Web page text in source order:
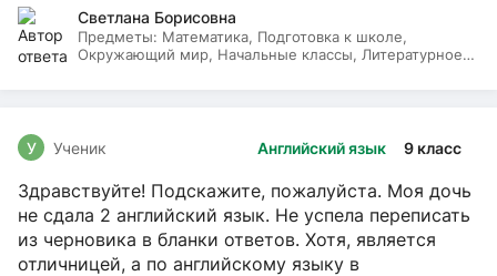
Светлана Борисовна
Предметы: Математика, Подготовка к школе,
Окружающий мир, Начальные классы, Литературное
Английский язык 9 класс
У Ученик
Здравствуйте! Подскажите, пожалуйста. Моя дочь
не сдала 2 английский язык. Не успела переписать
из черновика в бланки ответов. Хотя, является
отличницей, а по английскому языку в